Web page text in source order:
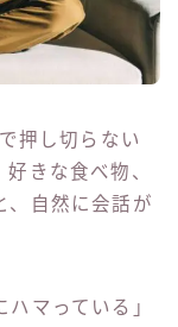
押し切らない
きな食べ物、
、自然に会話が
マっている」